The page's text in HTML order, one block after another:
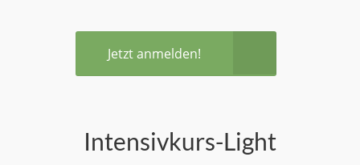
Jetzt anmelden!
Intensivkurs-Light